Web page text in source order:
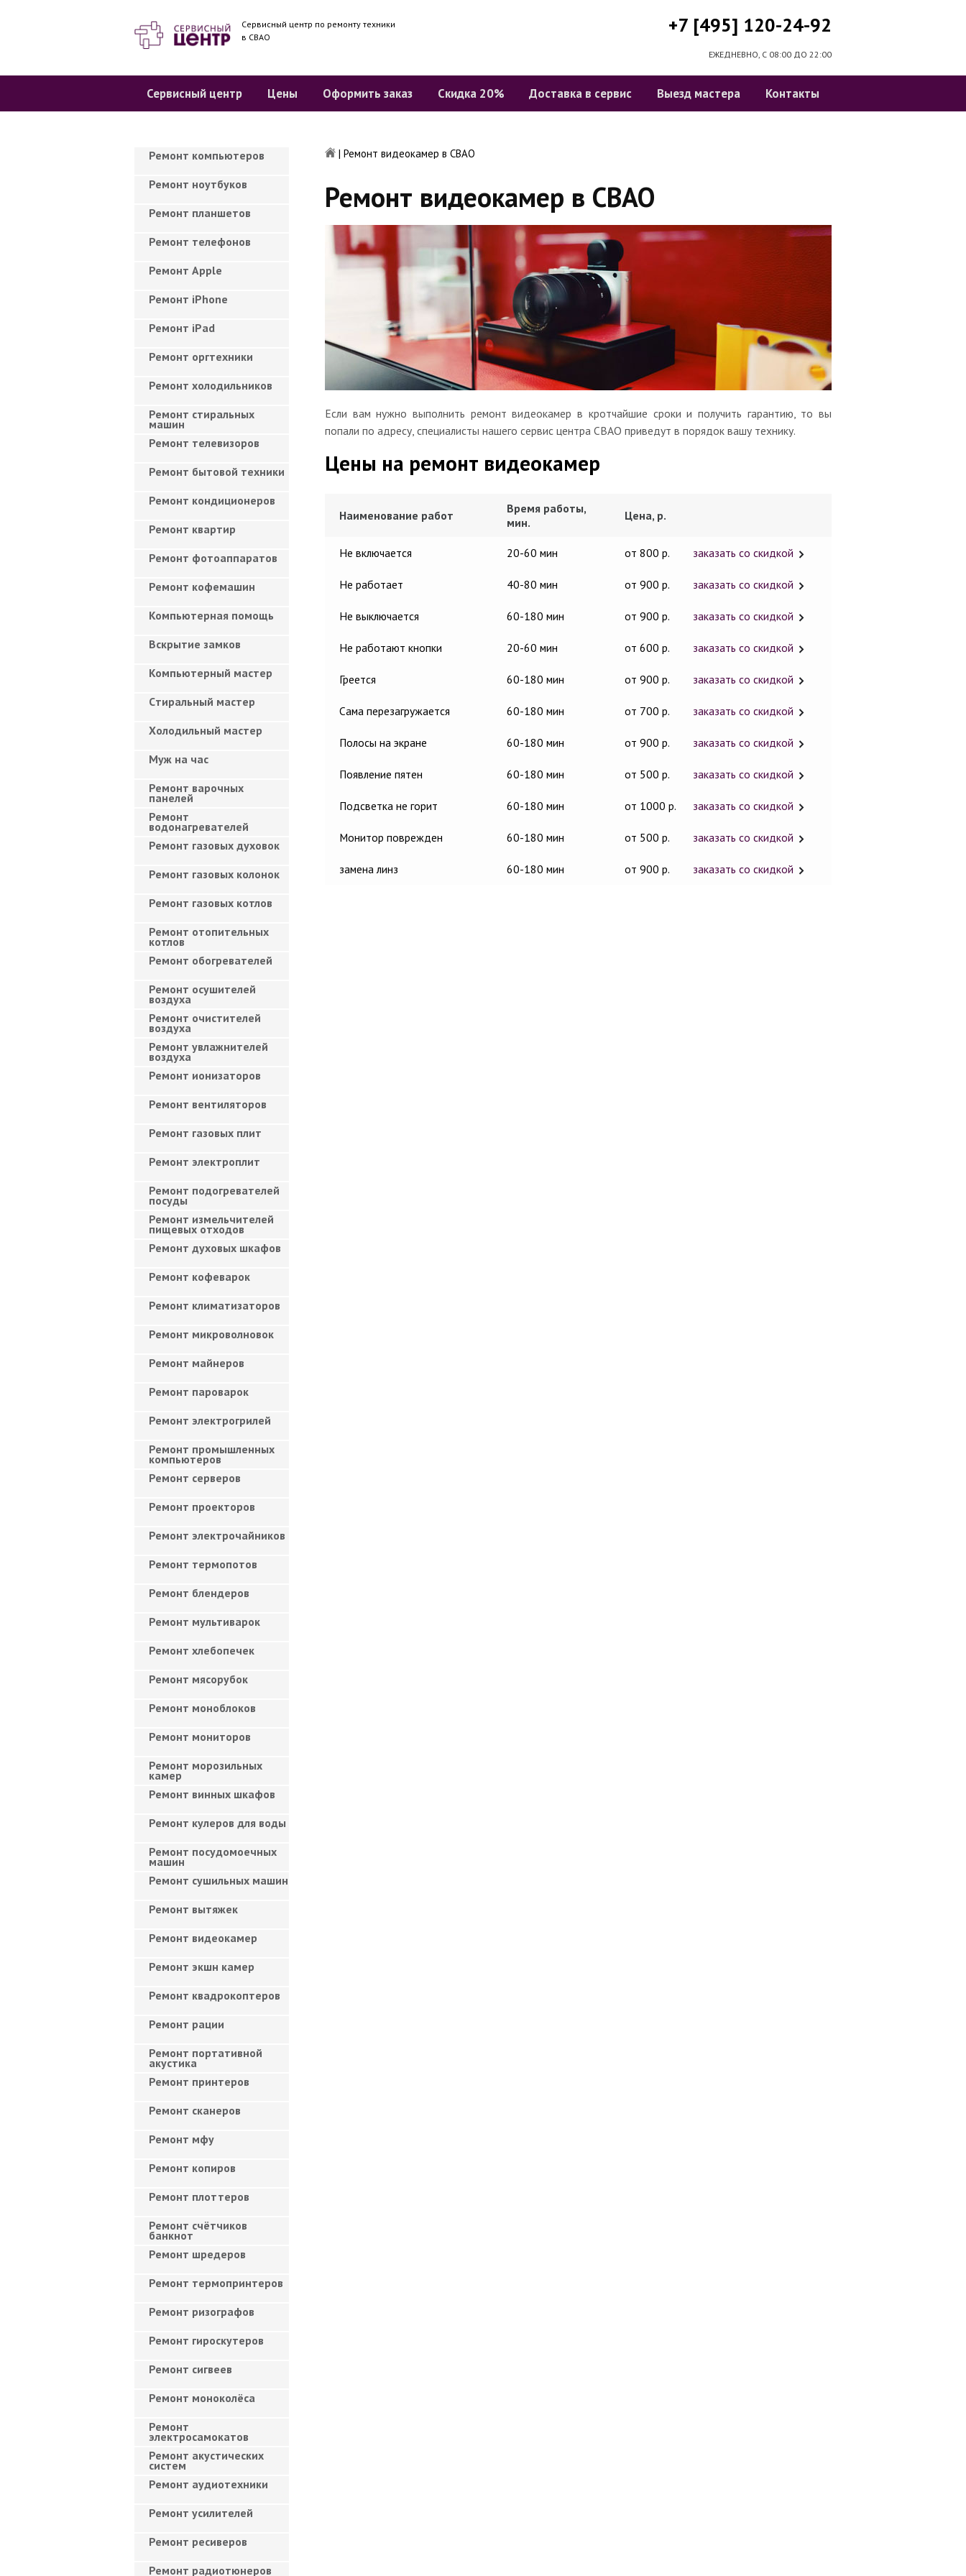
Сервисный центр по ремонту техники
в СВАО
+7 [495] 120-24-92
ЕЖЕДНЕВНО, С 08:00 ДО 22:00
Сервисный центр Цены Оформить заказ Скидка 20% Доставка в сервис Выезд мастера Контакты
| Ремонт видеокамер в СВАО
Ремонт видеокамер в СВАО
Если вам нужно выполнить ремонт видеокамер в кротчайшие сроки и получить гарантию, то вы
попали по адресу, специалисты нашего сервис центра СВАО приведут в порядок вашу технику.
Цены на ремонт видеокамер
Наименование работ
Время работы,
мин.
Цена, р.
Не включается 20-60 мин от 800 р. заказать со скидкой
Не работает 40-80 мин от 900 р. заказать со скидкой
Не выключается 60-180 мин от 900 р. заказать со скидкой
Не работают кнопки 20-60 мин от 600 р. заказать со скидкой
Греется 60-180 мин от 900 р. заказать со скидкой
Сама перезагружается 60-180 мин от 700 р. заказать со скидкой
Полосы на экране 60-180 мин от 900 р. заказать со скидкой
Появление пятен 60-180 мин от 500 р. заказать со скидкой
Подсветка не горит 60-180 мин от 1000 р. заказать со скидкой
Монитор поврежден 60-180 мин от 500 р. заказать со скидкой
замена линз 60-180 мин от 900 р. заказать со скидкой
Ремонт компьютеров
Ремонт ноутбуков
Ремонт планшетов
Ремонт телефонов
Ремонт Apple
Ремонт iPhone
Ремонт iPad
Ремонт оргтехники
Ремонт холодильников
Ремонт стиральных
машин
Ремонт телевизоров
Ремонт бытовой техники
Ремонт кондиционеров
Ремонт квартир
Ремонт фотоаппаратов
Ремонт кофемашин
Компьютерная помощь
Вскрытие замков
Компьютерный мастер
Cтиральный мастер
Холодильный мастер
Муж на час
Ремонт варочных
панелей
Ремонт
водонагревателей
Ремонт газовых духовок
Ремонт газовых колонок
Ремонт газовых котлов
Ремонт отопительных
котлов
Ремонт обогревателей
Ремонт осушителей
воздуха
Ремонт очистителей
воздуха
Ремонт увлажнителей
воздуха
Ремонт ионизаторов
Ремонт вентиляторов
Ремонт газовых плит
Ремонт электроплит
Ремонт подогревателей
посуды
Ремонт измельчителей
пищевых отходов
Ремонт духовых шкафов
Ремонт кофеварок
Ремонт климатизаторов
Ремонт микроволновок
Ремонт майнеров
Ремонт пароварок
Ремонт электрогрилей
Ремонт промышленных
компьютеров
Ремонт серверов
Ремонт проекторов
Ремонт электрочайников
Ремонт термопотов
Ремонт блендеров
Ремонт мультиварок
Ремонт хлебопечек
Ремонт мясорубок
Ремонт моноблоков
Ремонт мониторов
Ремонт морозильных
камер
Ремонт винных шкафов
Ремонт кулеров для воды
Ремонт посудомоечных
машин
Ремонт сушильных машин
Ремонт вытяжек
Ремонт видеокамер
Ремонт экшн камер
Ремонт квадрокоптеров
Ремонт рации
Ремонт портативной
акустика
Ремонт принтеров
Ремонт сканеров
Ремонт мфу
Ремонт копиров
Ремонт плоттеров
Ремонт счётчиков
банкнот
Ремонт шредеров
Ремонт термопринтеров
Ремонт ризографов
Ремонт гироскутеров
Ремонт сигвеев
Ремонт моноколёса
Ремонт
электросамокатов
Ремонт акустических
систем
Ремонт аудиотехники
Ремонт усилителей
Ремонт ресиверов
Ремонт радиотюнеров